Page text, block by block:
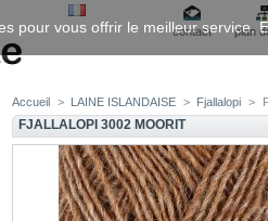
contact plan
Accueil > LAINE ISLANDAISE > Fjallalopi >
FJALLALOPI 3002 MOORIT
pour vous offrir le meilleur